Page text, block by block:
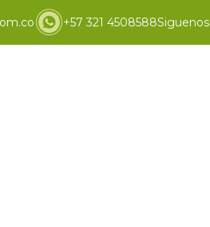
+57 321 4508588Siguenos